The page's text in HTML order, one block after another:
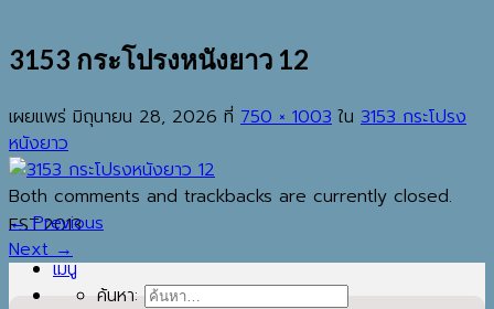
EST.2013
เมนู
ค้นหา:
3153 กระโปรงหนังยาว 12
เผยแพร่ มิถุนายน 28, 2026 ที่ 750 × 1003 ใน 3153 กระโปรง
หนังยาว
Both comments and trackbacks are currently closed.
←Previous
Next→